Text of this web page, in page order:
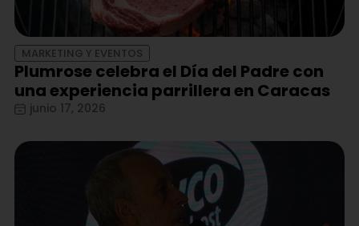
MARKETING Y EVENTOS
Plumrose celebra el Día del Padre con
una experiencia parrillera en Caracas
junio 17, 2026